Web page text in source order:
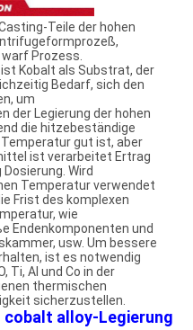
Teile der hohen
Prozess.
Kobalt als Substrat, der
Bedarf, sich den
um
der Legierung der hohen
die hitzebeständige
gut ist, aber
ist verarbeitet Ertrag
Wird
Temperatur verwendet
Frist des komplexen
wie
Endenkomponenten und
usw. Um bessere
ist es notwendig
Ti, Al und Co in der
thermischen
sicherzustellen.
alloy-Legierung